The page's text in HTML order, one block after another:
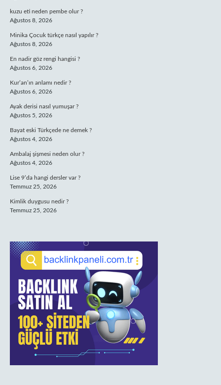
kuzu eti neden pembe olur ?
Ağustos 8, 2026
Minika Çocuk türkçe nasıl yapılır ?
Ağustos 8, 2026
En nadir göz rengi hangisi ?
Ağustos 6, 2026
Kur’an’ın anlamı nedir ?
Ağustos 6, 2026
Ayak derisi nasıl yumuşar ?
Ağustos 5, 2026
Bayat eski Türkçede ne demek ?
Ağustos 4, 2026
Ambalaj şişmesi neden olur ?
Ağustos 4, 2026
Lise 9’da hangi dersler var ?
Temmuz 25, 2026
Kimlik duygusu nedir ?
Temmuz 25, 2026